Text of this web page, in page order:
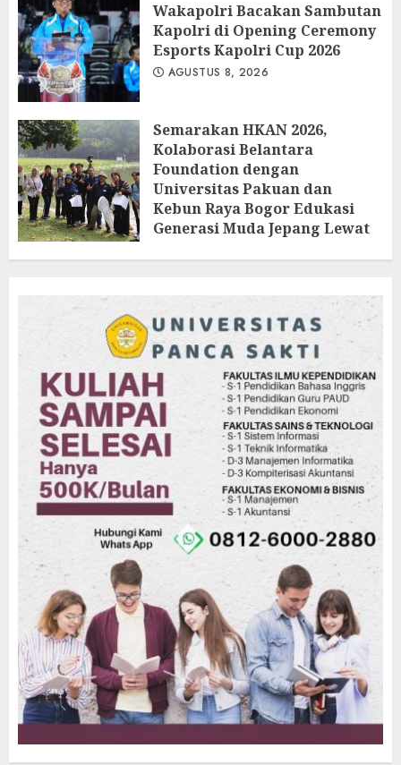
Wakapolri Bacakan Sambutan
Kapolri di Opening Ceremony
Esports Kapolri Cup 2026
AGUSTUS 8, 2026
Semarakan HKAN 2026,
Kolaborasi Belantara
Foundation dengan
Universitas Pakuan dan
Kebun Raya Bogor Edukasi
Generasi Muda Jepang Lewat